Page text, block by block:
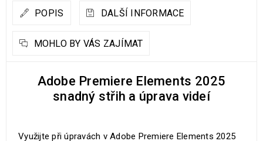
POPIS DALŠÍ INFORMACE
MOHLO BY VÁS ZAJÍMAT
Adobe Premiere Elements 2025
snadný střih a úprava videí
Využijte při úpravách v Adobe Premiere Elements 2025